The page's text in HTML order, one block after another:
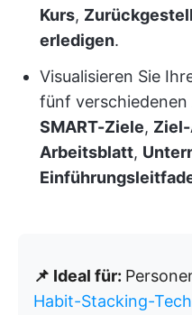
Kurs,
erledigen.
Visualisieren Sie
fünf
SMART-Ziele,
Arbeitsblatt,
📌 Ideal für:
Habit-Stacking-